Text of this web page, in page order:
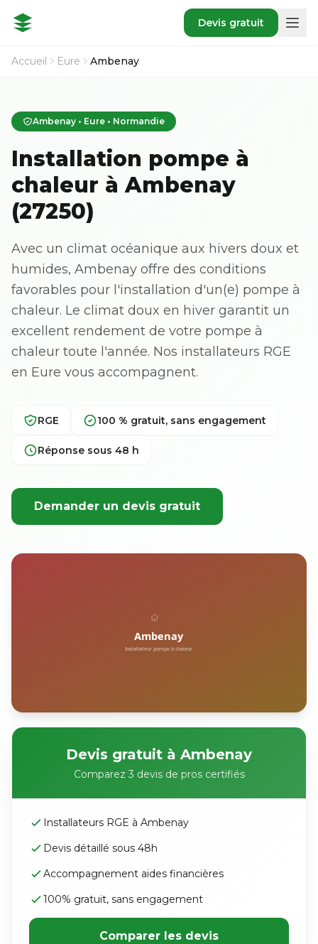
Devis gratuit
Accueil Eure Ambenay
Ambenay • Eure • Normandie
Installation pompe à
chaleur à Ambenay
(27250)
Avec un climat océanique aux hivers doux et
humides, Ambenay offre des conditions
favorables pour l'installation d'un(e) pompe à
chaleur. Le climat doux en hiver garantit un
excellent rendement de votre pompe à
chaleur toute l'année. Nos installateurs RGE
en Eure vous accompagnent.
RGE 100 % gratuit, sans engagement
Réponse sous 48 h
Demander un devis gratuit
Devis gratuit à Ambenay
Comparez 3 devis de pros certifiés
Installateurs RGE à Ambenay
Devis détaillé sous 48h
Accompagnement aides financières
100% gratuit, sans engagement
Comparer les devis